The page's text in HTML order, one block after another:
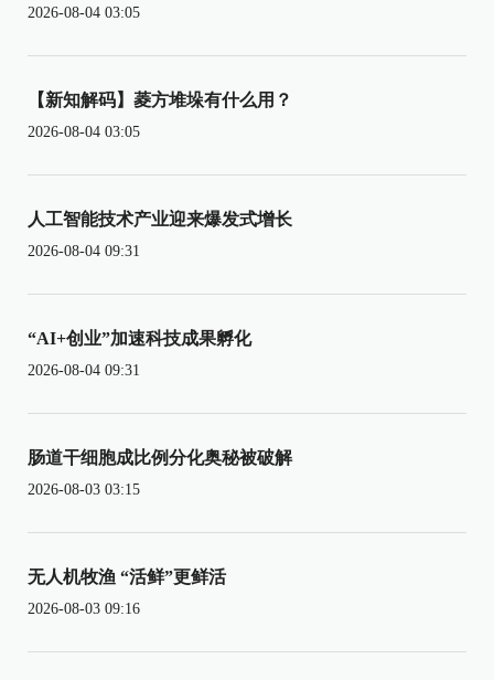
2026-08-04 03:05
【新知解码】菱方堆垛有什么用？
2026-08-04 03:05
人工智能技术产业迎来爆发式增长
2026-08-04 09:31
“AI+创业”加速科技成果孵化
2026-08-04 09:31
肠道干细胞成比例分化奥秘被破解
2026-08-03 03:15
无人机牧渔 “活鲜”更鲜活
2026-08-03 09:16